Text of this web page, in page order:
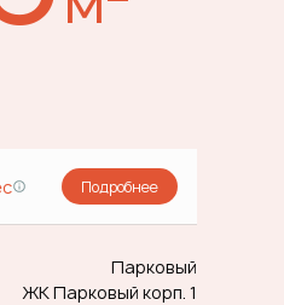
Подробнее
Парковый
ЖК Парковый корп. 1